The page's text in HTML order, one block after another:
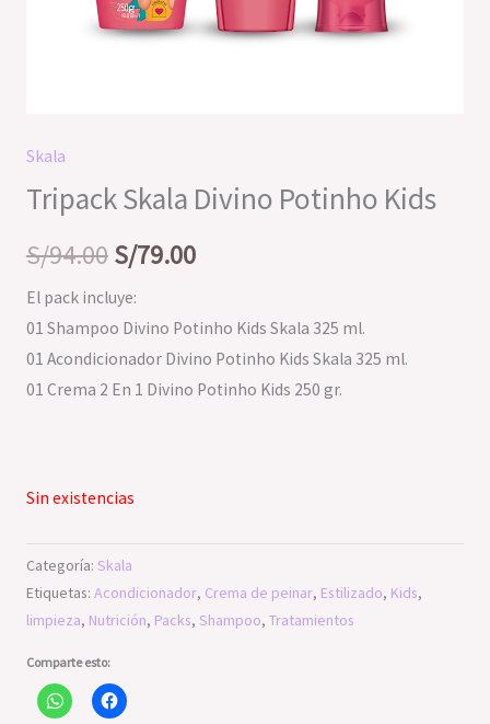
Skala
Tripack Skala Divino Potinho Kids
S/94.00 S/79.00
El pack incluye:
01 Shampoo Divino Potinho Kids Skala 325 ml.
01 Acondicionador Divino Potinho Kids Skala 325 ml.
01 Crema 2 En 1 Divino Potinho Kids 250 gr.
Sin existencias
Categoría: Skala
Etiquetas: Acondicionador, Crema de peinar, Estilizado, Kids,
limpieza, Nutrición, Packs, Shampoo, Tratamientos
Comparte esto: